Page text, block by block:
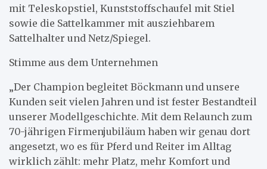
mit Teleskopstiel, Kunststoffschaufel mit Stiel
sowie die Sattelkammer mit ausziehbarem
Sattelhalter und Netz/Spiegel.
Stimme aus dem Unternehmen
„Der Champion begleitet Böckmann und unsere
Kunden seit vielen Jahren und ist fester Bestandteil
unserer Modellgeschichte. Mit dem Relaunch zum
70-jährigen Firmenjubiläum haben wir genau dort
angesetzt, wo es für Pferd und Reiter im Alltag
wirklich zählt: mehr Platz, mehr Komfort und